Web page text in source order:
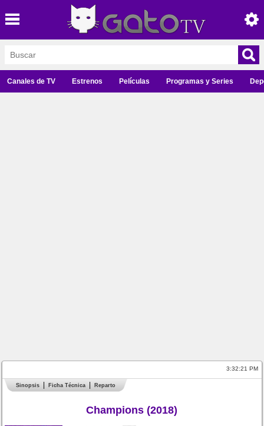
Canales de TV Estrenos Películas Programas y Series
3:32:22 PM
Sinopsis Ficha Técnica Reparto
Champions (2018)